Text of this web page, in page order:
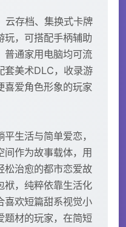
云存档、集换式卡牌
玩，可搭配手柄辅助
普通家用电脑均可流
套美术DLC，收录游
喜爱角色形象的玩家
生活与简单爱恋，
间作为故事载体，用
松治愈的都市恋爱故
袱，纯粹依靠生活化
喜欢短篇甜系视觉小
题材的玩家，在简短